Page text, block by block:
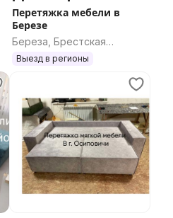
Перетяжка мебели в
Березе
Береза, Брестская
область
Выезд в регионы